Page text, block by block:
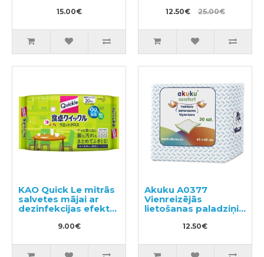
15.00€ 12.50€ 25.00€
KAO Quick Le mitrās
salvetes mājai ar
dezinfekcijas efektu,
ar smalku zaļās tējas
aromātu 20gab
9.00€
Akuku A0377
Vienreizējās
lietošanas paladziņi
12.50€